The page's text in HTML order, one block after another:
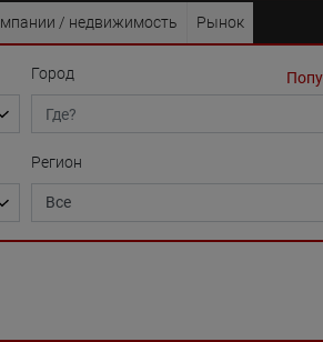
/ недвижимость Рынок
Город
Регион